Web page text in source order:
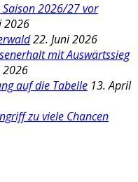
2026/27 vor
2026
22. Juni 2026
mit Auswärtssieg
2026
auf die Tabelle 13. April
zu viele Chancen